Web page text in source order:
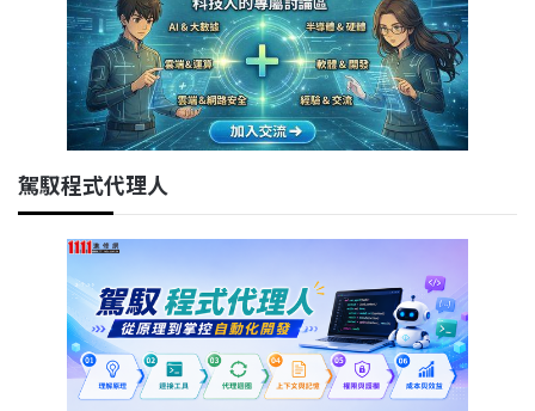
駕馭程式代理人